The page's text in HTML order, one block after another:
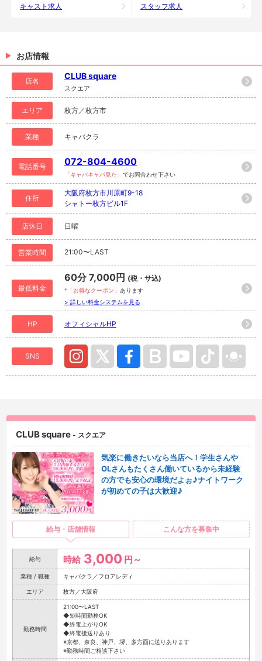
キャスト求人 スタッフ求人
お店情報
店名
CLUB square
スクエア
エリア 枚方／枚方市
業種 キャバクラ
電話番号 072-804-4600
「キャバキャバ見た」 でお問合わせ下さい
住所
大阪府枚方市川原町9-18
シャトー枚方ビル1F
店休日 日曜
営業時間 21:00〜LAST
最低料金
60分 7,000円 (税・サ込)
*「お得なクーポン」 あります
> 詳しい料金システムを見る
HP オフィシャルHP
SNS
CLUB square - スクエア
気楽に働きたいなら当店へ！学生さんや
OLさんもたくさん働いているから未経験
の方でも安心の環境だよぉ♪ナイトワーク
が初めての子は大歓迎♪
給与・店舗情報 こんな方を募集中
給与 時給 3,000 円～
業種 / 職種 キャバクラ／フロアレディ
エリア 枚方／大阪府
勤務時間
21:00〜LAST
◆短時間勤務OK
◆終電上がりOK
◆終電後送りあり
※京都、奈良、神戸、堺、多方面に送りあります
※勤務時間ご相談下さい